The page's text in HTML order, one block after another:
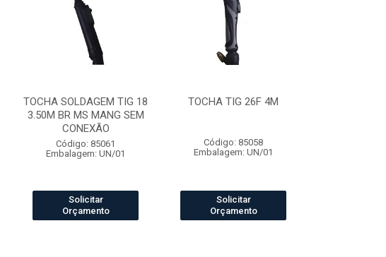
TOCHA SOLDAGEM TIG 18
3.50M BR MS MANG SEM
CONEXÃO
Código: 85061
Embalagem: UN/01
Solicitar
Orçamento
TOCHA TIG 26F 4M
Código: 85058
Embalagem: UN/01
Solicitar
Orçamento